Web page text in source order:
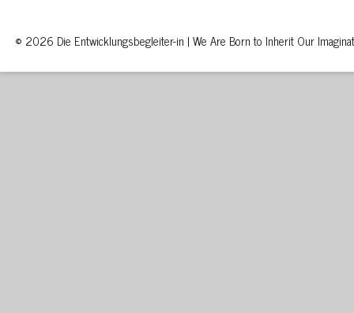
© 2026 Die Entwicklungsbegleiter-in | We Are Born to Inherit Our